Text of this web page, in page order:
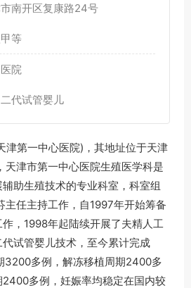
南开区复康路24号
等
院
代试管婴儿
津第一中心医院)，其地址位于天津
津市第一中心医院生殖医学科是
助生殖技术的专业科室，科室组
主任主持工作，自1997年开始筹备
，1998年起陆续开展了夫精人工
试管婴儿技术，至今累计完成
3200多例，解冻移植周期2400多
多例，妊娠率均稳定在国内较